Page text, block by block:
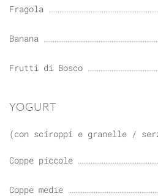
Fragola
Banana
Frutti di Bosco
YOGURT
(con sciroppi e granelle /
Coppe piccole
Coppe medie